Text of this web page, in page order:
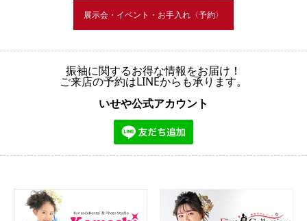
展示会・イベント・お手入れ〈予約〉
振袖に関するお得な情報をお届け！
ご来店の予約はLINEからも承ります。
いせや公式アカウント